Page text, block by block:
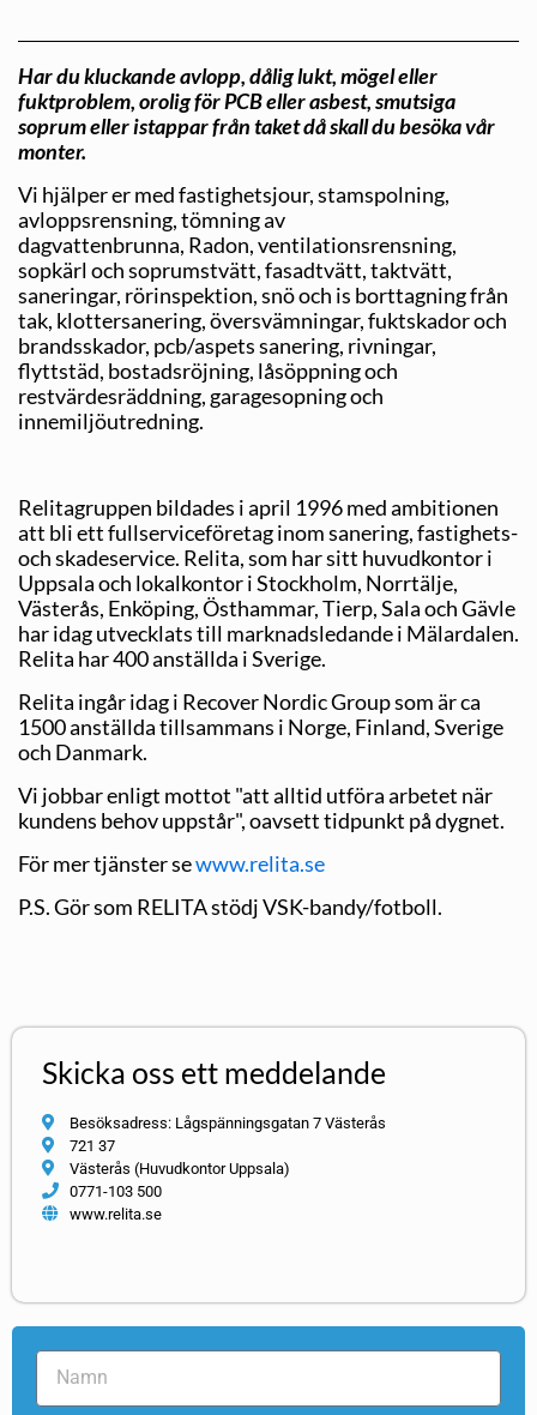
Har du kluckande avlopp, dålig lukt, mögel eller
fuktproblem, orolig för PCB eller asbest, smutsiga
soprum eller istappar från taket då skall du besöka vår
monter.
Vi hjälper er med fastighetsjour, stamspolning,
avloppsrensning, tömning av
dagvattenbrunna, Radon, ventilationsrensning,
sopkärl och soprumstvätt, fasadtvätt, taktvätt,
saneringar, rörinspektion, snö och is borttagning från
tak, klottersanering, översvämningar, fuktskador och
brandsskador, pcb/aspets sanering, rivningar,
flyttstäd, bostadsröjning, låsöppning och
restvärdesräddning, garagesopning och
innemiljöutredning.
Relitagruppen bildades i april 1996 med ambitionen
att bli ett fullserviceföretag inom sanering, fastighets-
och skadeservice. Relita, som har sitt huvudkontor i
Uppsala och lokalkontor i Stockholm, Norrtälje,
Västerås, Enköping, Östhammar, Tierp, Sala och Gävle
har idag utvecklats till marknadsledande i Mälardalen.
Relita har 400 anställda i Sverige.
Relita ingår idag i Recover Nordic Group som är ca
1500 anställda tillsammans i Norge, Finland, Sverige
och Danmark.
Vi jobbar enligt mottot "att alltid utföra arbetet när
kundens behov uppstår", oavsett tidpunkt på dygnet.
För mer tjänster sewww.relita.se
P.S. Gör som RELITA stödj VSK-bandy/fotboll.
Skicka oss ett meddelande
Besöksadress: Lågspänningsgatan 7 Västerås
721 37
Västerås (Huvudkontor Uppsala)
0771-103 500
www.relita.se